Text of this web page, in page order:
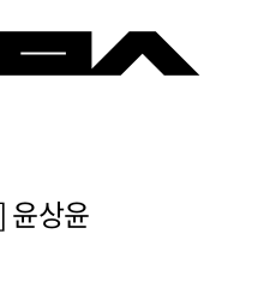
윤상윤